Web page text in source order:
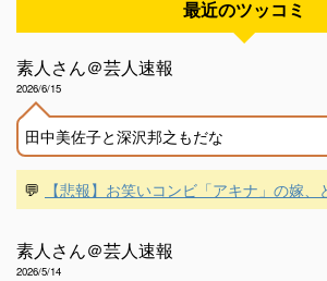
最近のツッコミ
素人さん＠芸人速報
2026/6/15
田中美佐子と深沢邦之もだな
💬 【悲報】お笑いコンビ「アキナ」の嫁
素人さん＠芸人速報
2026/5/14